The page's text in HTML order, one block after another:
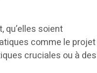
qu’elles soient
comme le projet
cruciales ou à des